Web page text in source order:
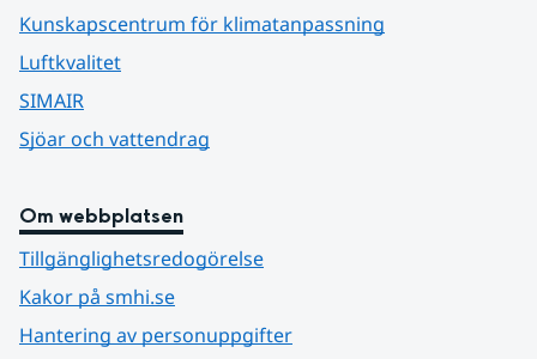
Kunskapscentrum för klimatanpassning
Luftkvalitet
SIMAIR
Sjöar och vattendrag
Om webbplatsen
Tillgänglighetsredogörelse
Kakor på smhi.se
Hantering av personuppgifter